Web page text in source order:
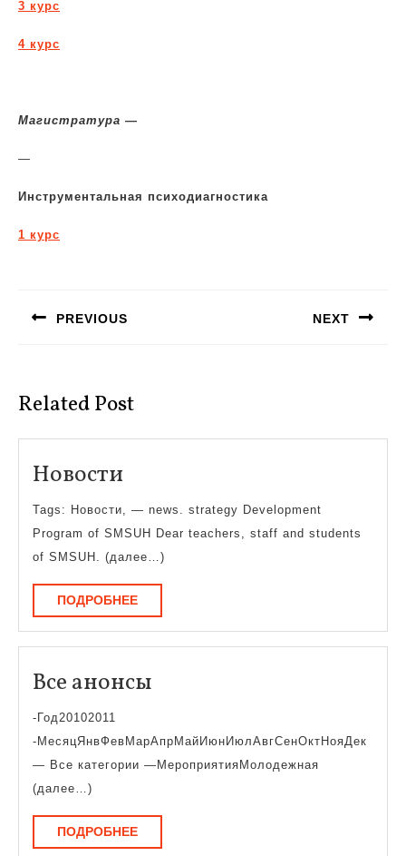
3 курс
4 курс
Магистратура —
—
Инструментальная психодиагностика
1 курс
записям
PREVIOUS NEXT
Related Post
Новости
Tags: Новости, — news. strategy Development
Program of SMSUH Dear teachers, staff and students
of SMSUH. (далее…)
ПОДРОБНЕЕПОДРОБНЕЕ
Все анонсы
-Год20102011
-МесяцЯнвФевМарАпрМайИюнИюлАвгСенОктНояДек
— Все категории —МероприятияМолодежная
(далее…)
ПОДРОБНЕЕПОДРОБНЕЕ